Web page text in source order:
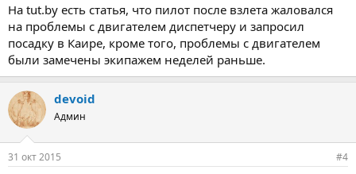
На tut.by есть статья, что пилот после взлета жаловался
на проблемы с двигателем диспетчеру и запросил
посадку в Каире, кроме того, проблемы с двигателем
были замечены экипажем неделей раньше.
devoid
Админ
31 окт 2015 #4